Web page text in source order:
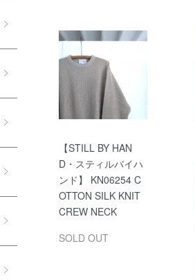
【STILL BY HAN
D・スティルバイハ
ンド】 KN06254 C
OTTON SILK KNIT
CREW NECK
SOLD OUT